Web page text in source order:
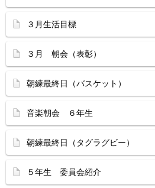
３月生活目標
３月 朝会（表彰）
朝練最終日（バスケット）
音楽朝会 ６年生
朝練最終日（タグラグビー）
５年生 委員会紹介